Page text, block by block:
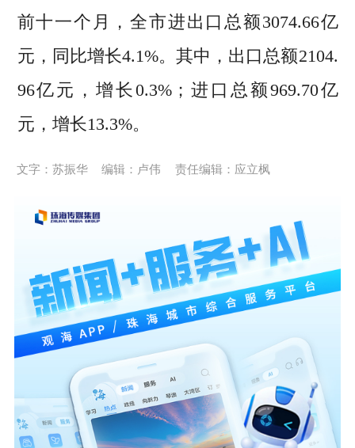
前十一个月，全市进出口总额3074.66亿
元，同比增长4.1%。其中，出口总额2104.
96亿元，增长0.3%；进口总额969.70亿
元，增长13.3%。
文字：苏振华 编辑：卢伟 责任编辑：应立枫